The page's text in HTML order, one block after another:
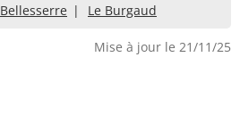
Bellesserre Le Burgaud
Mise à jour le 21/11/25